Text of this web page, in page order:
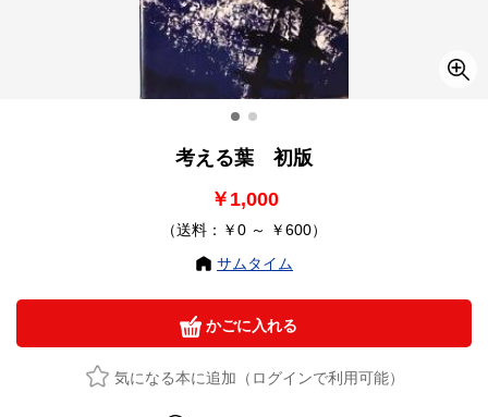
考える葉 初版
￥1,000
（送料：￥0 ～ ￥600）
サムタイム
かごに入れる
気になる本に追加（ログインで利用可能）